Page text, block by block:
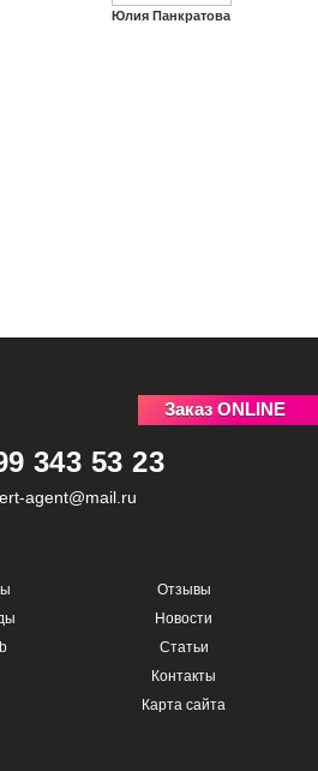
Заказ ONLINE
Юлия Панкратова
343 53 23
agent@mail.ru
Отзывы
Новости
Статьи
Контакты
Карта сайта